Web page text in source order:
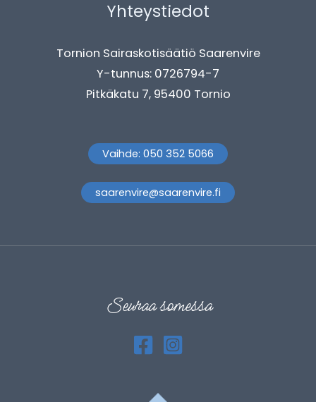
Yhteystiedot
Tornion Sairaskotisäätiö Saarenvire
Y-tunnus: 0726794-7
Pitkäkatu 7, 95400 Tornio
Vaihde: 050 352 5066
saarenvire@saarenvire.fi
Seuraa somessa